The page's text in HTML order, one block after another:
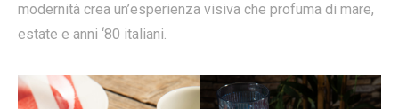
modernità crea un’esperienza visiva che profuma di mare,
estate e anni ‘80 italiani.